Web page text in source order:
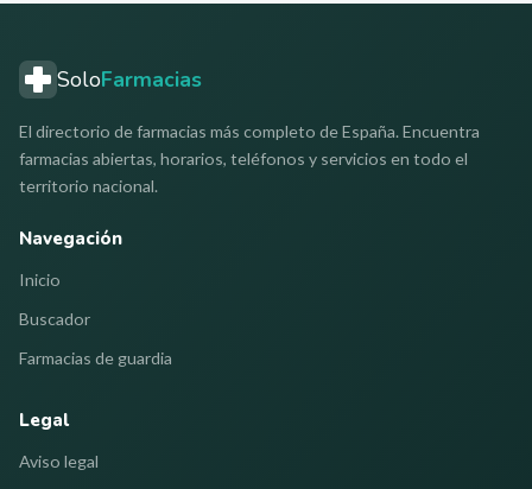
SoloFarmacias
El directorio de farmacias más completo de España. Encuentra
farmacias abiertas, horarios, teléfonos y servicios en todo el
territorio nacional.
Navegación
Inicio
Buscador
Farmacias de guardia
Legal
Aviso legal